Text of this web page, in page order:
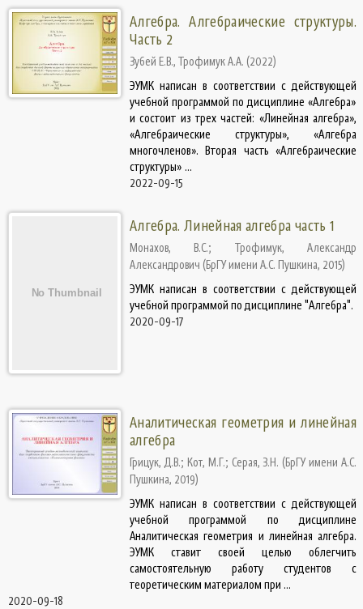
Алгебра. Алгебраические структуры.
Часть 2
Зубей Е.В., Трофимук А.А. (2022)
ЭУМК написан в соответствии с действующей
учебной программой по дисциплине «Алгебра»
и состоит из трех частей: «Линейная алгебра»,
«Алгебраические структуры», «Алгебра
многочленов». Вторая часть «Алгебраические
структуры» ...
2022-09-15
Алгебра. Линейная алгебра часть 1
Монахов, В.С.; Трофимук, Александр
Александрович (БрГУ имени А.С. Пушкина, 2015)
ЭУМК написан в соответствии с действующей
учебной программой по дисциплине "Алгебра".
2020-09-17
Аналитическая геометрия и линейная
алгебра
Грицук, Д.В.; Кот, М.Г.; Серая, З.Н. (БрГУ имени А.С.
Пушкина, 2019)
ЭУМК написан в соответствии с действующей
учебной программой по дисциплине
Аналитическая геометрия и линейная алгебра.
ЭУМК ставит своей целью облегчить
самостоятельную работу студентов с
теоретическим материалом при ...
2020-09-18